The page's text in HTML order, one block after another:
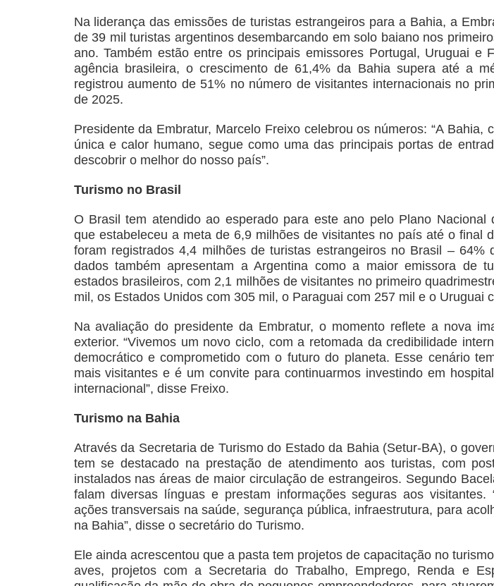
Na liderança das emissões de turistas estrangeiros para a Bahia, a
de 39 mil turistas argentinos desembarcando em solo baiano nos
ano. Também estão entre os principais emissores Portugal, Uruguai e
agência brasileira, o crescimento de 61,4% da Bahia supera até a
registrou aumento de 51% no número de visitantes internacionais no
de 2025.
Presidente da Embratur, Marcelo Freixo celebrou os números: “A Bahia,
única e calor humano, segue como uma das principais portas de
descobrir o melhor do nosso país”.
Turismo no Brasil
O Brasil tem atendido ao esperado para este ano pelo Plano Nacional
que estabeleceu a meta de 6,9 milhões de visitantes no país até o final
foram registrados 4,4 milhões de turistas estrangeiros no Brasil – 64%
dados também apresentam a Argentina como a maior emissora de
estados brasileiros, com 2,1 milhões de visitantes no primeiro
mil, os Estados Unidos com 305 mil, o Paraguai com 257 mil e o Uruguai
Na avaliação do presidente da Embratur, o momento reflete a nova
exterior. “Vivemos um novo ciclo, com a retomada da credibilidade
democrático e comprometido com o futuro do planeta. Esse cenário
mais visitantes e é um convite para continuarmos investindo em
internacional”, disse Freixo.
Turismo na Bahia
Através da Secretaria de Turismo do Estado da Bahia (Setur-BA), o
tem se destacado na prestação de atendimento aos turistas, com
instalados nas áreas de maior circulação de estrangeiros. Segundo
falam diversas línguas e prestam informações seguras aos visitantes.
ações transversais na saúde, segurança pública, infraestrutura, para
na Bahia”, disse o secretário do Turismo.
Ele ainda acrescentou que a pasta tem projetos de capacitação no
aves, projetos com a Secretaria do Trabalho, Emprego, Renda e